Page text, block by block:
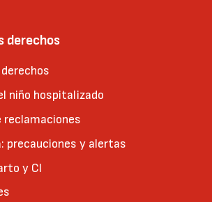
derechos
niño hospitalizado
reclamaciones
precauciones y alertas
y CI